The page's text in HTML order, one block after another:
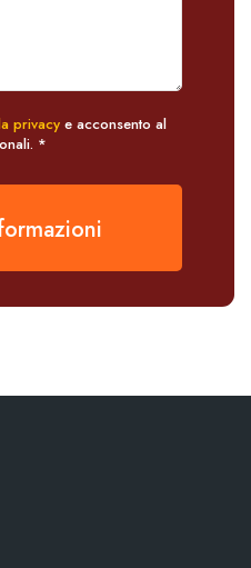
privacy e acconsento al
*